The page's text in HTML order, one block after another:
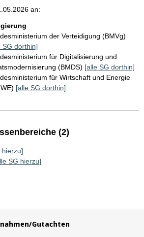
an:
der Verteidigung (BMVg)
SG dorthin]
für Digitalisierung und
(BMDS) [alle SG dorthin]
für Wirtschaft und Energie
[alle SG dorthin]
(2)
hierzu]
SG hierzu]
Gutachten